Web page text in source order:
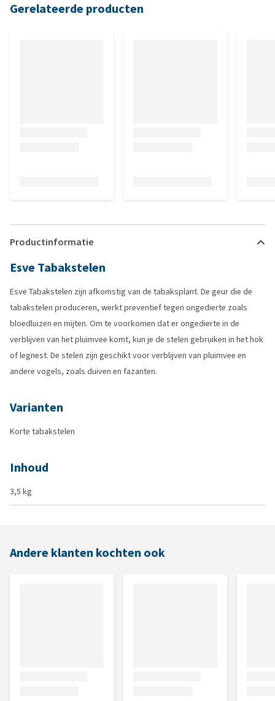
Gerelateerde producten
Productinformatie
Esve Tabakstelen
Esve Tabakstelen zijn afkomstig van de tabaksplant. De geur die de
tabakstelen produceren, werkt preventief tegen ongedierte zoals
bloedluizen en mijten. Om te voorkomen dat er ongedierte in de
verblijven van het pluimvee komt, kun je de stelen gebruiken in het hok
of legnest. De stelen zijn geschikt voor verblijven van pluimvee en
andere vogels, zoals duiven en fazanten.
Varianten
Korte tabakstelen
Inhoud
3,5 kg
Andere klanten kochten ook